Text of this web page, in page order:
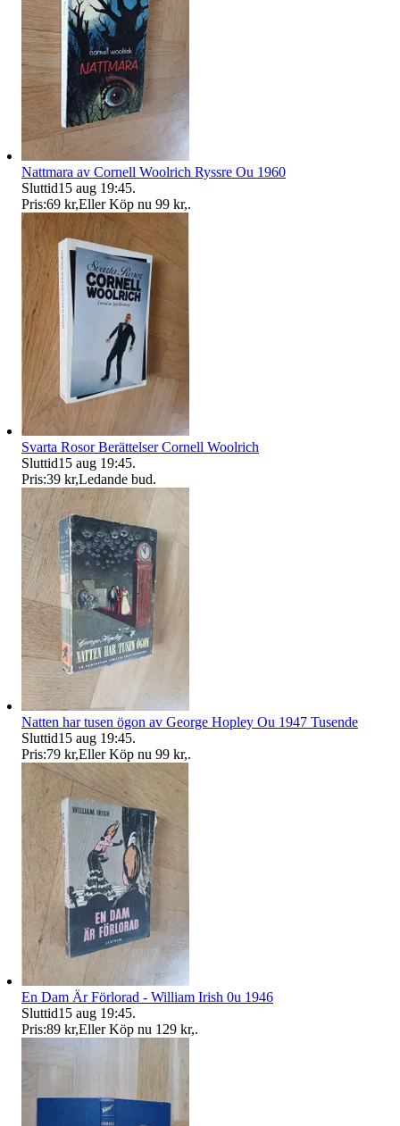
Nattmara av Cornell Woolrich Ryssre Ou 1960
Sluttid15 aug 19:45.
Pris:69 kr,Eller Köp nu 99 kr,.
Svarta Rosor Berättelser Cornell Woolrich
Sluttid15 aug 19:45.
Pris:39 kr,Ledande bud.
Natten har tusen ögon av George Hopley Ou 1947 Tusende
Sluttid15 aug 19:45.
Pris:79 kr,Eller Köp nu 99 kr,.
En Dam Är Förlorad - William Irish 0u 1946
Sluttid15 aug 19:45.
Pris:89 kr,Eller Köp nu 129 kr,.